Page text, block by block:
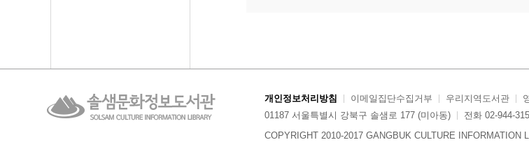
개인정보처리방침 이메일집단수집거부 우리지역도서관
01187 서울특별시 강북구 솔샘로 177 (미아동)
전화 02-944-
COPYRIGHT 2010-2017 GANGBUK CULTURE INFORMATION